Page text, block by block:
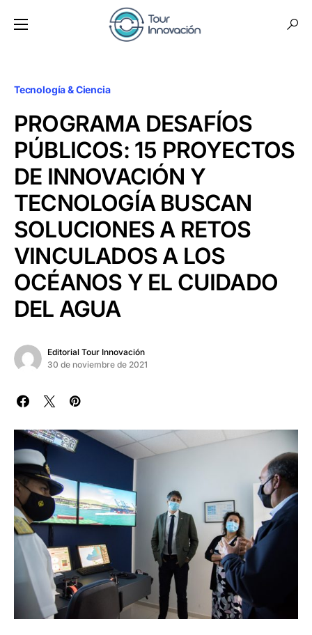
Tecnología & Ciencia
PROGRAMA DESAFÍOS
PÚBLICOS: 15 PROYECTOS
DE INNOVACIÓN Y
TECNOLOGÍA BUSCAN
SOLUCIONES A RETOS
VINCULADOS A LOS
OCÉANOS Y EL CUIDADO
DEL AGUA
Editorial Tour Innovación
30 de noviembre de 2021